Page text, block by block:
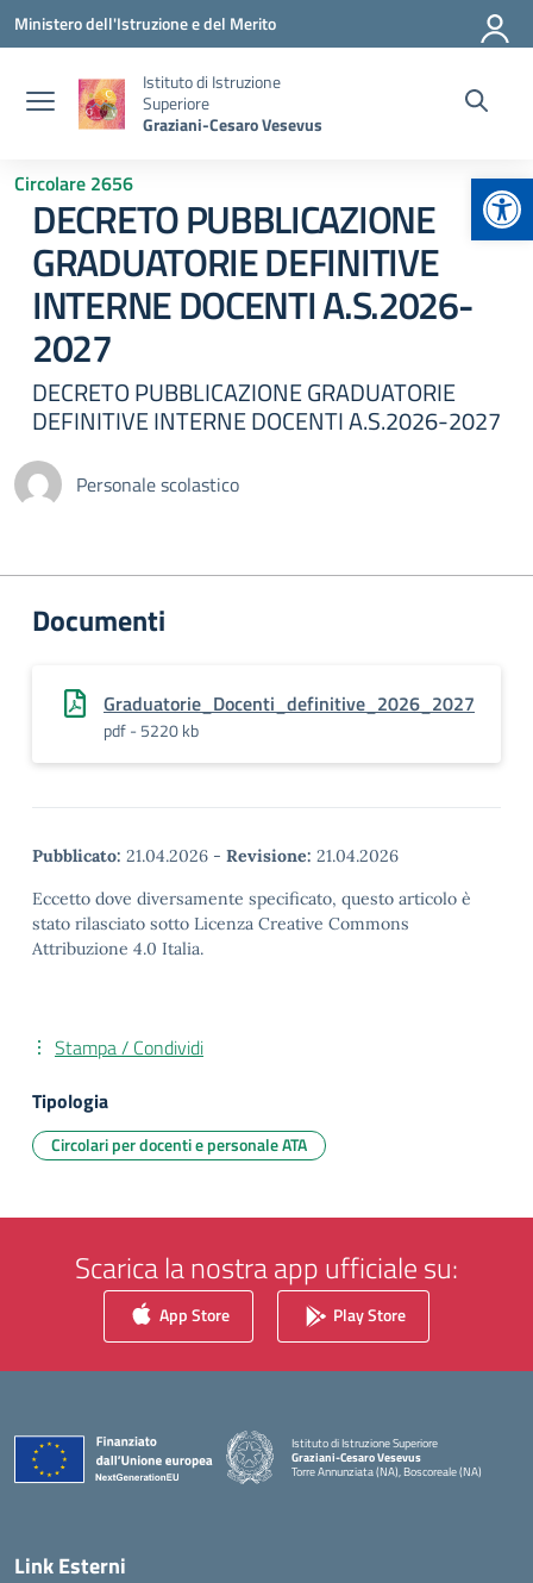
Vai ai contenuti
Vai al menu di navigazione
Vai al footer
Ministero dell'Istruzione e del Merito
Istituto di Istruzione
Superiore
Graziani-Cesaro Vesevus
Circolare 2656
DECRETO PUBBLICAZIONE
GRADUATORIE DEFINITIVE
INTERNE DOCENTI A.S.2026-
2027
DECRETO PUBBLICAZIONE GRADUATORIE
DEFINITIVE INTERNE DOCENTI A.S.2026-2027
Personale scolastico
Documenti
Graduatorie_Docenti_definitive_2026_2027
pdf - 5220 kb
Pubblicato: 21.04.2026 - Revisione: 21.04.2026
Eccetto dove diversamente specificato, questo articolo è
stato rilasciato sotto Licenza Creative Commons
Attribuzione 4.0 Italia.
Stampa / Condividi
Tipologia
Circolari per docenti e personale ATA
Scarica la nostra app ufficiale su:
App Store Play Store
Istituto di Istruzione Superiore
Graziani-Cesaro Vesevus
Torre Annunziata (NA), Boscoreale (NA)
Link Esterni